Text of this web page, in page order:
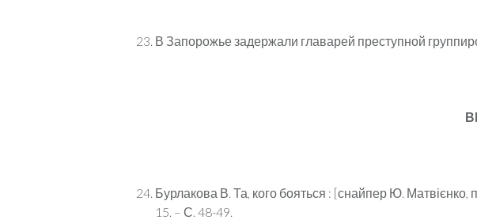
В Запорожье задержали главарей преступной
Бурлакова В. Та, кого бояться : [снайпер Ю.
15. – С. 48-49.